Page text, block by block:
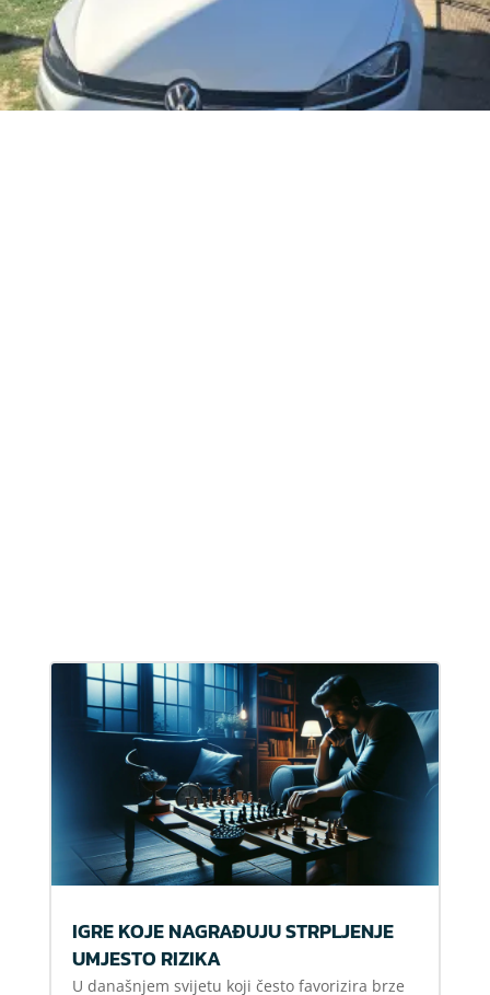
IGRE KOJE NAGRAĐUJU STRPLJENJE
UMJESTO RIZIKA
U današnjem svijetu koji često favorizira brze